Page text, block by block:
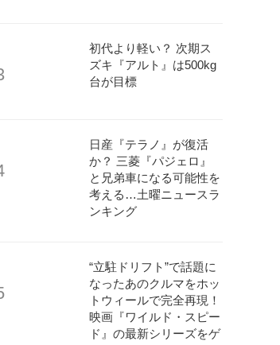
HKS…東京オートサロン2025
初代より軽い？ 次期ス
ズキ『アルト』は500kg
台が目標
日産『テラノ』が復活
か？ 三菱『パジェロ』
と兄弟車になる可能性を
考える…土曜ニュースラ
ンキング
“立駐ドリフト”で話題に
なったあのクルマをホッ
トウィールで完全再現！
映画『ワイルド・スピー
ド』の最新シリーズをゲ